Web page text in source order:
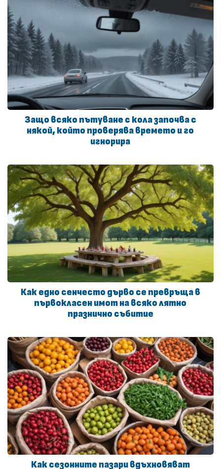
Защо всяко пътуване с кола започва с
някой, който проверява времето и го
игнорира
Как едно сенчесто дърво се превръща в
първокласен имот на всяко лятно
празнично събитие
Как сезонните пазари вдъхновяват